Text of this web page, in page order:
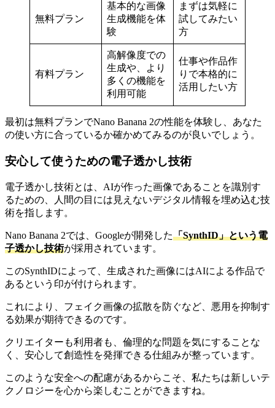
無料プラン
基本的な画像
生成機能を体
験
まずは気軽に
試してみたい
方
有料プラン
高解像度での
生成や、より
多くの機能を
利用可能
仕事や作品作
りで本格的に
活用したい方
最初は無料プランでNano Banana 2の性能を体験し、あなた
の使い方に合っているか確かめてみるのが良いでしょう。
安心して使うための電子透かし技術
電子透かし技術とは、AIが作った画像であることを識別す
るための、人間の目には見えないデジタル情報を埋め込む技
術を指します。
Nano Banana 2では、Googleが開発した「SynthID」という電
子透かし技術が採用されています。
このSynthIDによって、生成された画像にはAIによる作品で
あるという印が付けられます。
これにより、フェイク画像の拡散を防ぐなど、悪用を抑制す
る効果が期待できるのです。
クリエイターも利用者も、倫理的な問題を気にすることな
く、安心して創造性を発揮できる仕組みが整っています。
このような安全への配慮があるからこそ、私たちは新しいテ
クノロジーを心から楽しむことができますね。